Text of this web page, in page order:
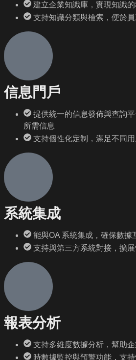
建立企業知識庫，實現知識
支持知識分類與檢索，便於
信息門戶
提供統一的信息發佈與查詢
所需信息
支持個性化定制，滿足不同
系統集成
能與OA 系統集成，確保數據
支持與第三方系統對接，擴
報表分析
支持多維度數據分析，幫助
時數據監控與預警功能，支